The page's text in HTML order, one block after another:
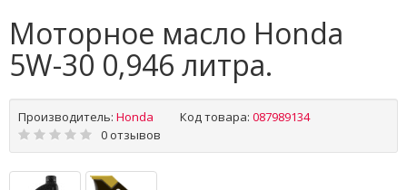
Моторное масло Honda
5W-30 0,946 литра.
Производитель: Honda Код товара: 087989134
0 отзывов